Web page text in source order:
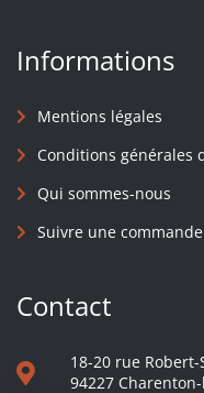
Informations
Mentions légales
Conditions générales
Qui sommes-nous
Suivre une commande
Contact
18-20 rue Robert-
94227